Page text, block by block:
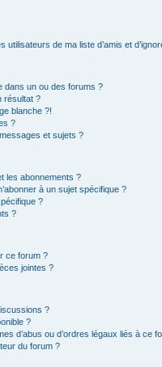
de ma liste d’amis et
dans un ou des forums ?
résultat ?
blanche ?!
?
et sujets ?
les abonnements ?
à un sujet spécifique ?
?
?
ce forum ?
jointes ?
?
?
d’abus ou d’ordres légaux liés à ce
du forum ?